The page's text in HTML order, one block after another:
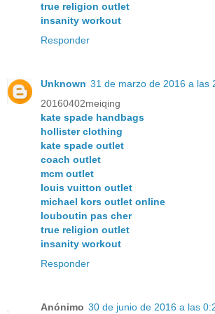
true religion outlet
insanity workout
Responder
Unknown 31 de marzo de 2016 a las
20160402meiqing
kate spade handbags
hollister clothing
kate spade outlet
coach outlet
mcm outlet
louis vuitton outlet
michael kors outlet online
louboutin pas cher
true religion outlet
insanity workout
Responder
Anónimo 30 de junio de 2016 a las